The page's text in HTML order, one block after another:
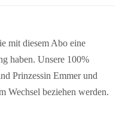
mit diesem Abo eine
haben. Unsere 100%
Prinzessin Emmer und
Wechsel beziehen werden.